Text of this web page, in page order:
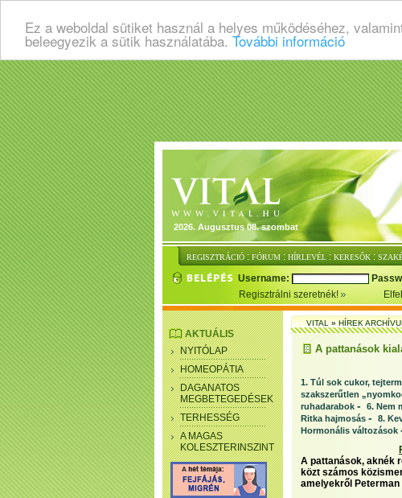
Ez a weboldal sütiket használ a helyes működéséhez,
beleegyezik a sütik használatába. További információ
2026. Augusztus 08. szombat
REGISZTRÁCIÓ : FÓRUM : HÍRLEVÉL : KERESŐK :
Username:
Regisztrálni szeretnék!
AKTUÁLIS
NYITÓLAP
HOMEOPÁTIA
DAGANATOS
MEGBETEGEDÉSEK
TERHESSÉG
A MAGAS
KOLESZTERINSZINT
VITAL»HÍREK
A pattanások
1. Túl sok cukor,
szakszerűtlen
ruhadarabok - 6. Nem
Ritka hajmosás - 8.
Hormonális változások
A pattanások, aknék
közt számos
amelyekről